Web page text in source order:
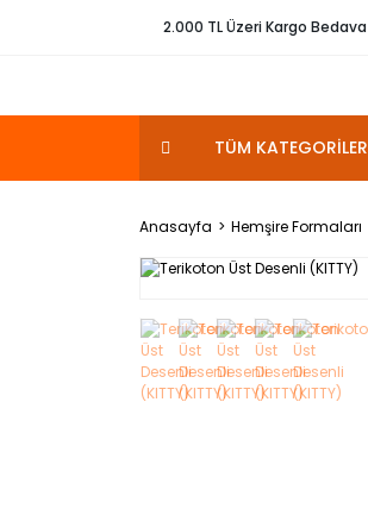
2.000 TL Üzeri Kargo Bedava
TÜM KATEGORİLER
Anasayfa Hemşire Formaları